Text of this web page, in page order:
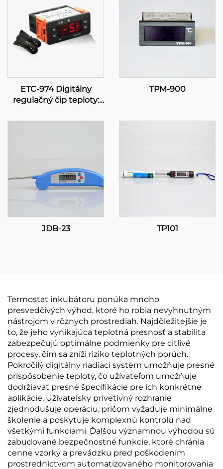
ETC-974 Digitálny
regulačný čip teploty:
presná kontrola teploty
TPM-900
JDB-23 TP101
Termostat inkubátoru ponúka mnoho
presvedčivých výhod, ktoré ho robia nevyhnutným
nástrojom v rôznych prostrediah. Najdôležitejšie je
to, že jeho vynikajúca teplotná presnosť a stabilita
zabezpečujú optimálne podmienky pre citlivé
procesy, čím sa zníži riziko teplotných porúch.
Pokročilý digitálny riadiaci systém umožňuje presné
prispôsobenie teploty, čo užívateľom umožňuje
dodržiavať presné špecifikácie pre ich konkrétne
aplikácie. Užívateľsky prívetivný rozhranie
zjednodušuje operáciu, pričom vyžaduje minimálne
školenie a poskytuje komplexnú kontrolu nad
všetkými funkciami. Ďalšou významnou výhodou sú
zabudované bezpečnostné funkcie, ktoré chránia
cenne vzorky a prevádzku pred poškodením
prostredníctvom automatizovaného monitorovania